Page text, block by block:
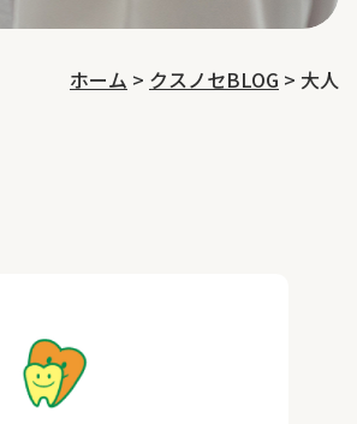
ホーム > クスノセBLOG > 大人